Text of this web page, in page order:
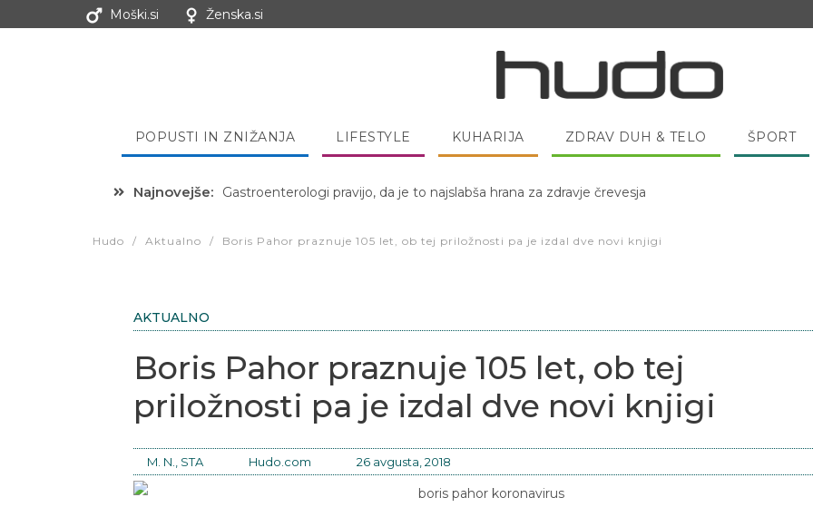
Moški.si Ženska.si
POPUSTI IN ZNIŽANJA LIFESTYLE KUHARIJA ZDRAV DUH & TELO ŠPORT
Najnovejše: Gastroenterologi pravijo, da je to najslabša hrana za zdravje črevesja
Hudo / Aktualno / Boris Pahor praznuje 105 let, ob tej priložnosti pa je izdal dve novi knjigi
AKTUALNO
Boris Pahor praznuje 105 let, ob tej
priložnosti pa je izdal dve novi knjigi
M. N., STA Hudo.com 26 avgusta, 2018